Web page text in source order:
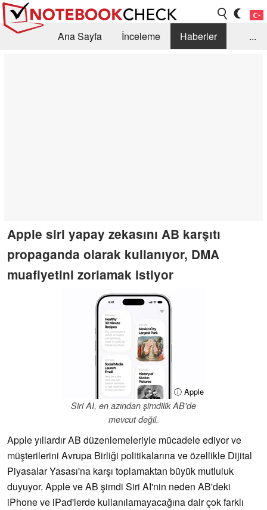
Ana Sayfa İnceleme
Haberler
...
Apple siri yapay zekasını AB karşıtı
propaganda olarak kullanıyor, DMA
muafiyetini zorlamak istiyor
ⓘ Apple
Siri AI, en azından şimdilik AB'de
mevcut değil.
Apple yıllardır AB düzenlemeleriyle mücadele ediyor ve
müşterilerini Avrupa Birliği politikalarına ve özellikle Dijital
Piyasalar Yasası'na karşı toplamaktan büyük mutluluk
duyuyor. Apple ve AB şimdi Siri AI'nin neden AB'deki
iPhone ve iPad'lerde kullanılamayacağına dair çok farklı